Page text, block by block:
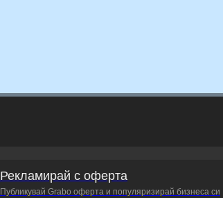
Рекламирай с оферта
Публикувай Grabo оферта и популяризирай бизнеса си